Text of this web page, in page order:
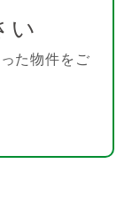
い
た物件をご